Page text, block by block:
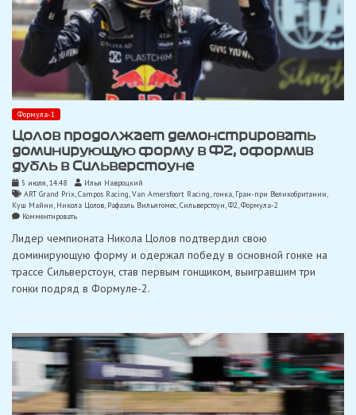
Формула-1
Цолов продолжает демонстрировать
доминирующую форму в Ф2, оформив
дубль в Сильверстоуне
5 июля, 14:48
Илья Навроцкий
ART Grand Prix,Campos Racing,Van Amersfoort Racing, гонка, Гран-при Великобритании
Куш Майни, Никола Цолов, Рафаэль Вильягомес,Сильверстоун,Ф2,Формула-2
Комментироватьon
продолжает
демонстрировать
доминирующую
форму
Ф2,
Сильверстоуне
Лидер чемпионата Никола Цолов подтвердил свою
доминирующую форму и одержал победу в основной гонке на
трассе Сильверстоун, став первым гонщиком, выигравшим три
гонки подряд в Формуле-2.